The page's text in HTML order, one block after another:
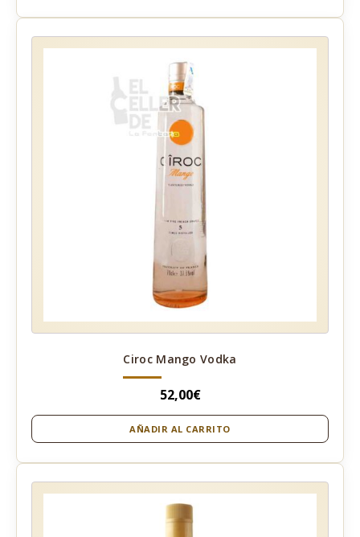
Ciroc Mango Vodka
52,00€
AÑADIR AL CARRITO